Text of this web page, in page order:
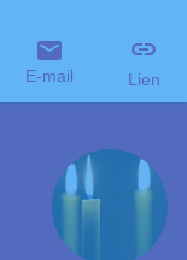
E-mail Lien